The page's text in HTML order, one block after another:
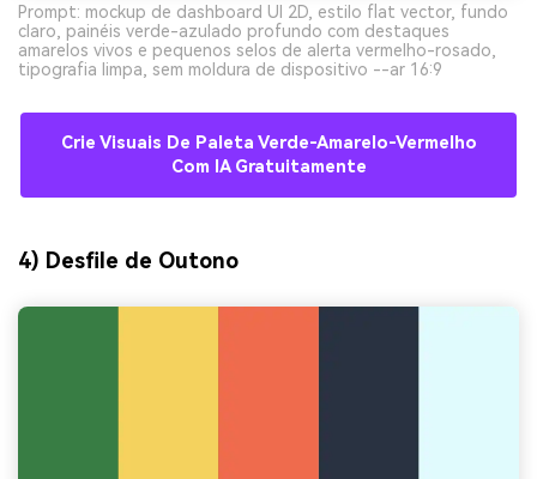
Prompt: mockup de dashboard UI 2D, estilo flat vector, fundo
claro, painéis verde-azulado profundo com destaques
amarelos vivos e pequenos selos de alerta vermelho-rosado,
tipografia limpa, sem moldura de dispositivo --ar 16:9
Crie Visuais De Paleta Verde-Amarelo-Vermelho
Com IA Gratuitamente
4) Desfile de Outono